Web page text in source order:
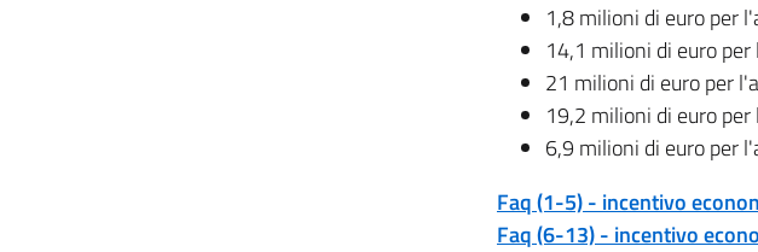
1,8 milioni di euro per
14,1 milioni di euro
21 milioni di euro per
19,2 milioni di euro
6,9 milioni di euro per
Faq (1-5) - incentivo
Faq (6-13) - incentivo